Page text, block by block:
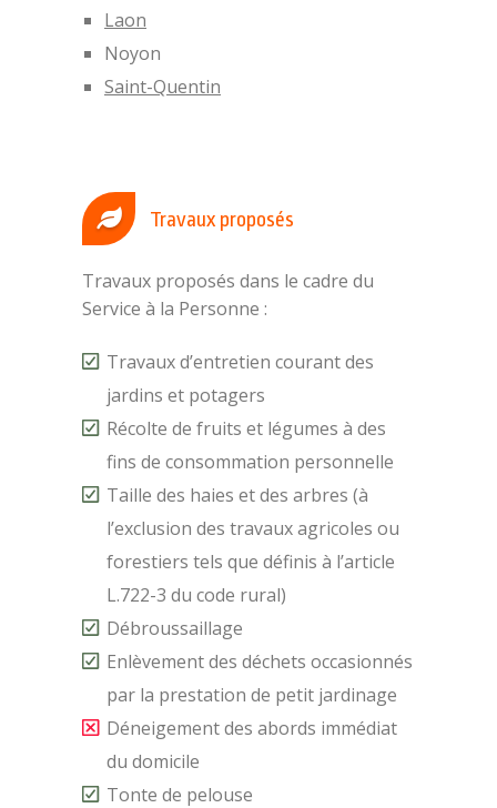
Laon
Noyon
Saint-Quentin
Travaux proposés
Travaux proposés dans le cadre du
Service à la Personne :
Travaux d’entretien courant des
jardins et potagers
Récolte de fruits et légumes à des
fins de consommation personnelle
Taille des haies et des arbres (à
l’exclusion des travaux agricoles ou
forestiers tels que définis à l’article
L.722-3 du code rural)
Débroussaillage
Enlèvement des déchets occasionnés
par la prestation de petit jardinage
Déneigement des abords immédiat
du domicile
Tonte de pelouse